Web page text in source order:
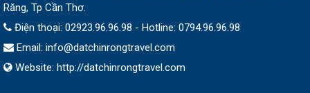
Răng, Tp Cần Thơ.
Điện thoại: 02923.96.96.98 - Hotline: 0794.96.96.98
Email: info@datchinrongtravel.com
Website: http://datchinrongtravel.com